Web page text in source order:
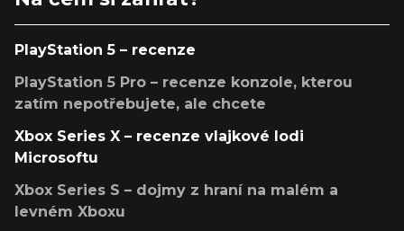
PlayStation 5 – recenze
PlayStation 5 Pro – recenze konzole, kterou
zatím nepotřebujete, ale chcete
Xbox Series X – recenze vlajkové lodi
Microsoftu
Xbox Series S – dojmy z hraní na malém a
levném Xboxu